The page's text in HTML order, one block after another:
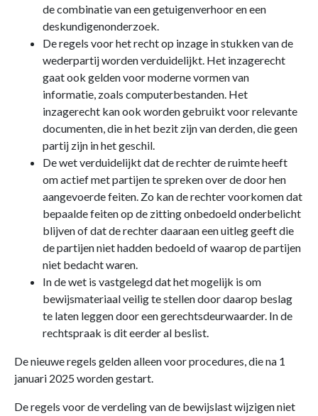
de combinatie van een getuigenverhoor en een
deskundigenonderzoek.
De regels voor het recht op inzage in stukken van de
wederpartij worden verduidelijkt. Het inzagerecht
gaat ook gelden voor moderne vormen van
informatie, zoals computerbestanden. Het
inzagerecht kan ook worden gebruikt voor relevante
documenten, die in het bezit zijn van derden, die geen
partij zijn in het geschil.
De wet verduidelijkt dat de rechter de ruimte heeft
om actief met partijen te spreken over de door hen
aangevoerde feiten. Zo kan de rechter voorkomen dat
bepaalde feiten op de zitting onbedoeld onderbelicht
blijven of dat de rechter daaraan een uitleg geeft die
de partijen niet hadden bedoeld of waarop de partijen
niet bedacht waren.
In de wet is vastgelegd dat het mogelijk is om
bewijsmateriaal veilig te stellen door daarop beslag
te laten leggen door een gerechtsdeurwaarder. In de
rechtspraak is dit eerder al beslist.
De nieuwe regels gelden alleen voor procedures, die na 1
januari 2025 worden gestart.
De regels voor de verdeling van de bewijslast wijzigen niet